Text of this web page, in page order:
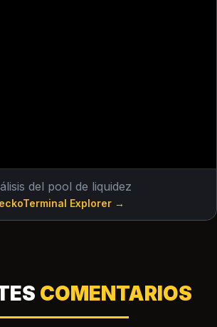
del pool de liquidez
Explorer →
COMENTARIOS